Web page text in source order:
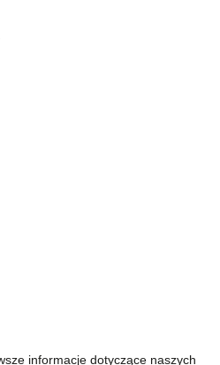
informacje dotyczące naszych